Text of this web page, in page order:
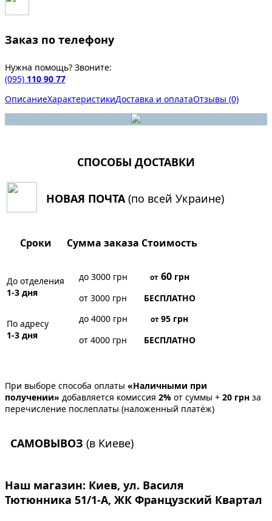
Заказ по телефону
Нужна помощь? Звоните:
(095) 110 90 77
ОписаниеХарактеристикиДоставка и оплатаОтзывы (0)
СПОСОБЫ ДОСТАВКИ
НОВАЯ ПОЧТА(по всей Украине)
Сроки Сумма заказа Стоимость
До отделения
1-3 дня
до 3000 грн от60грн
от 3000 грн
БЕСПЛАТНО
По адресу
1-3 дня
до 4000 грн от95 грн
от 4000 грн
БЕСПЛАТНО
При выборе способа оплаты «Наличными при
получении» добавляется комиссия 2% от суммы + 20 грн за
перечисление послеплаты (наложенный платёж)
САМОВЫВОЗ (в Киеве)
Наш магазин: Киев, ул. Василя
Тютюнника 51/1-А, ЖК Французский Квартал